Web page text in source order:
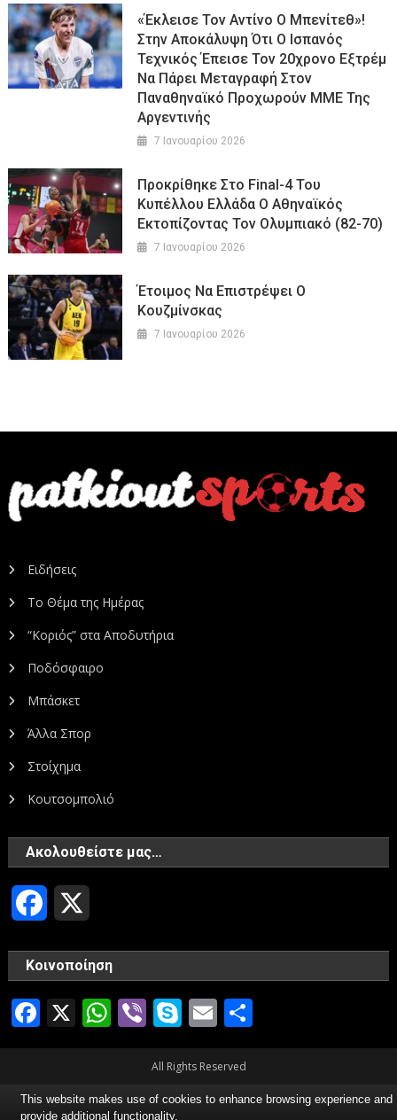
«Έκλεισε Τον Αντίνο Ο Μπενίτεθ»!
Στην Αποκάλυψη Ότι Ο Ισπανός
Τεχνικός Έπεισε Τον 20χρονο Εξτρέμ
Να Πάρει Μεταγραφή Στον
Παναθηναϊκό Προχωρούν ΜΜΕ Της
Αργεντινής
7 Ιανουαρίου 2026
Προκρίθηκε Στο Final-4 Του
Κυπέλλου Ελλάδα Ο Αθηναϊκός
Εκτοπίζοντας Τον Ολυμπιακό (82-70)
7 Ιανουαρίου 2026
Έτοιμος Να Επιστρέψει Ο
Κουζμίνσκας
7 Ιανουαρίου 2026
Ειδήσεις
Το Θέμα της Ημέρας
“Κοριός” στα Αποδυτήρια
Ποδόσφαιρο
Μπάσκετ
Άλλα Σπορ
Στοίχημα
Κουτσομπολιό
Ακολουθείστε μας…
Facebook
Κοινοποίηση
Facebook
X WhatsApp
ViberSkype
Email
All Rights Reserved
This website makes use of cookies to enhance browsing experience and
provide additional functionality.